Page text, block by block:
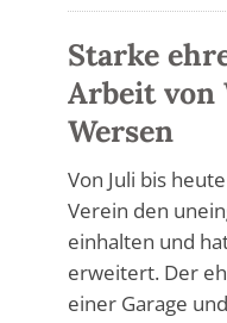
Starke
Arbeit von
Wersen
Von Juli bis
Verein den
einhalten und
erweitert. Der
einer Garage